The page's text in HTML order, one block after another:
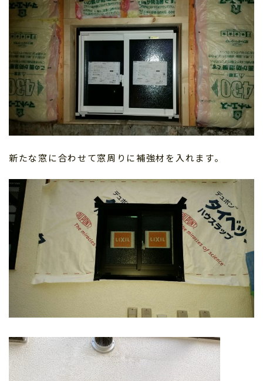
新たな窓に合わせて窓周りに補強材を入れます。